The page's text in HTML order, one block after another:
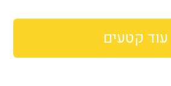
עוד קטעים